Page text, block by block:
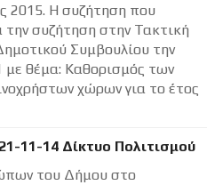
2015. Η συζήτηση που
συζήτηση στην Τακτική
Συμβουλίου την
θέμα: Καθορισμός των
χώρων για το έτος
11-14 Δίκτυο Πολιτισμού
του Δήμου στο